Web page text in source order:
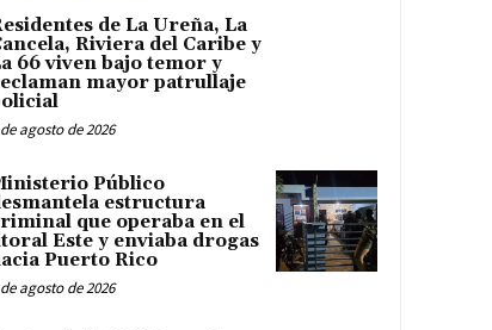
de La Ureña, La
Riviera del Caribe y
66 viven bajo temor y
mayor patrullaje
agosto de 2026
Público
estructura
que operaba en el
Este y enviaba drogas
Puerto Rico
agosto de 2026